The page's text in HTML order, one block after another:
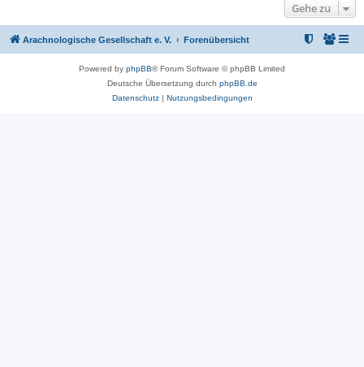
Gehe zu
Arachnologische Gesellschaft e. V. Forenübersicht
Powered by phpBB® Forum Software © phpBB Limited
Deutsche Übersetzung durch phpBB.de
Datenschutz| Nutzungsbedingungen